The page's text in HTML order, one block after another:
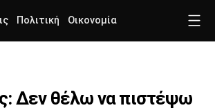
Πολιτική Οικονομία
Δεν θέλω να πιστέψω